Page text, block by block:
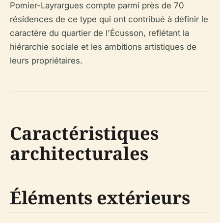
Pomier-Layrargues compte parmi près de 70
résidences de ce type qui ont contribué à définir le
caractère du quartier de l'Écusson, reflétant la
hiérarchie sociale et les ambitions artistiques de
leurs propriétaires.
Caractéristiques
architecturales
Éléments extérieurs